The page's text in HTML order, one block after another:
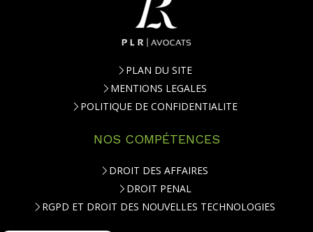
PLAN DU SITE
MENTIONS LEGALES
POLITIQUE DE CONFIDENTIALITE
NOS COMPÉTENCES
DROIT DES AFFAIRES
DROIT PENAL
RGPD ET DROIT DES NOUVELLES TECHNOLOGIES